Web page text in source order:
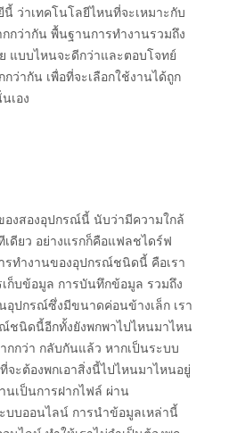
นี้ ว่าเทคโนโลยีไหนที่จะเหมาะกับ
กว่ากัน พื้นฐานการทำงานรวมถึง
แบบไหนจะดีกว่าและตอบโจทย์
ว่ากัน เพื่อที่จะเลือกใช้งานได้ถูก
เอง
งสองอุปกรณ์นี้ นับว่ามีความใกล้
เดียว อย่างแรกก็คือแฟลชไดร์ฟ
รทำงานของอุปกรณ์ชนิดนี้ คือเรา
ก็บข้อมูล การบันทึกข้อมูล รวมถึง
อุปกรณ์ซึ่งมีขนาดค่อนข้างเล็ก เรา
ชนิดนี้อีกทั้งยังพกพาไปไหนมาไหน
กกว่า กลับกันแล้ว หากเป็นระบบ
จะต้องพกเอาสิ่งนี้ไปไหนมาไหนอยู่
นเป็นการฝากไฟล์ ผ่าน
บบออนไลน์ การนำข้อมูลเหล่านี้